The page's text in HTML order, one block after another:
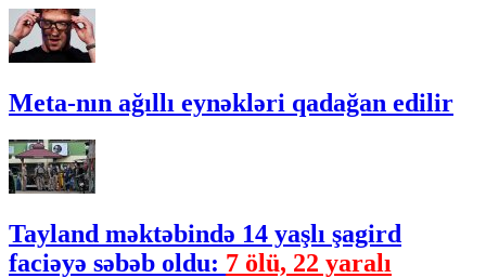
Meta-nın ağıllı eynəkləri qadağan edilir
Tayland məktəbində 14 yaşlı şagird
faciəyə səbəb oldu: 7 ölü, 22 yaralı